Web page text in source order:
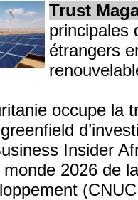
Trust
principales
étrangers
occupe la
Insider
monde 2026 de